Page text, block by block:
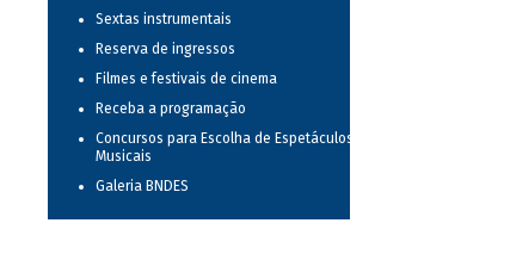
Sextas instrumentais
Reserva de ingressos
Filmes e festivais de cinema
Receba a programação
Concursos para Escolha de Espetáculos
Musicais
Galeria BNDES